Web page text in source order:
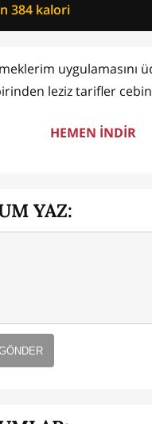
384 kalori
uygulamasını
leziz tarifler
HEMEN İNDİR
YAZ: